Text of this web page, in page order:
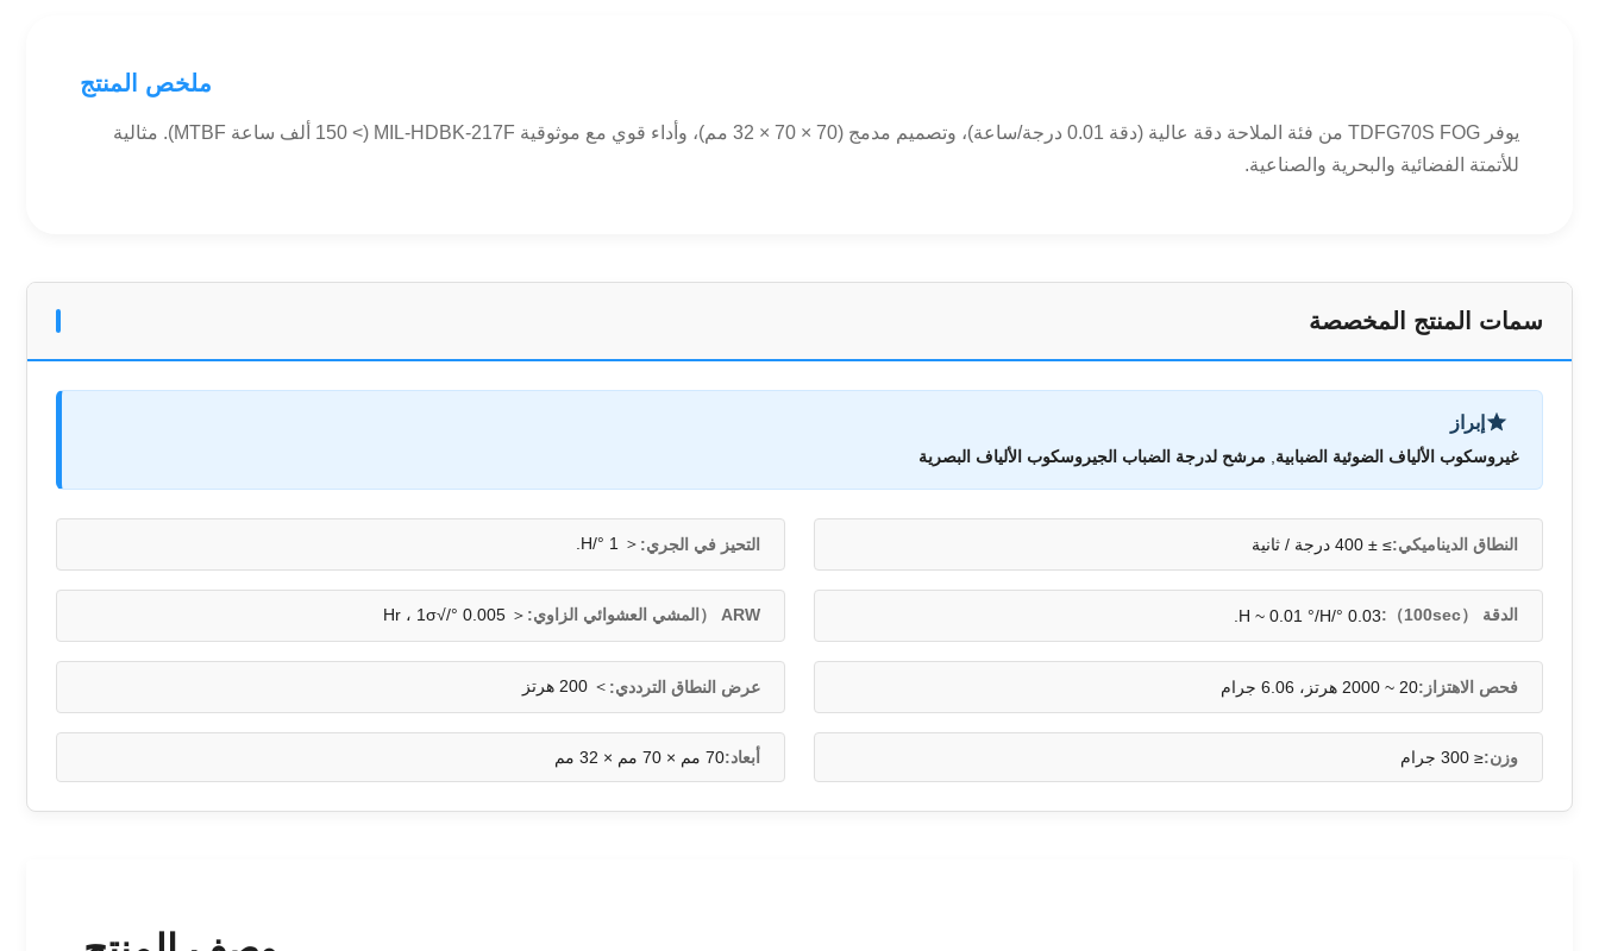
ملخص المنتج
يوفر TDFG70S FOG من فئة الملاحة دقة عالية (دقة 0.01 درجة/ساعة)، وتصميم مدمج (70 × 70 × 32 مم)، وأداء قوي مع موثوقية MIL-HDBK-217F (> 150 ألف ساعة MTBF). مثالية
للأتمتة الفضائية والبحرية والصناعية.
سمات المنتج المخصصة
إبراز
غيروسكوب الألياف الضوئية الضبابية مرشح لدرجة الضباب الجيروسكوب الألياف البصرية
النطاق الديناميكي:≥ ± 400 درجة / ثانية التحيز في الجري: ＜ 1 °/H.
الدقة （100sec）: 0.03 °/H ~ 0.01 °/H. ARW （المشي العشوائي الزاوي: ＜ 0.005 °/√Hr ، 1σ
فحص الاهتزاز:20 ~ 2000 هرتز، 6.06 جرام عرض النطاق الترددي: ＞ 200 هرتز
وزن:≤ 300 جرام أبعاد:70 مم × 70 مم × 32 مم